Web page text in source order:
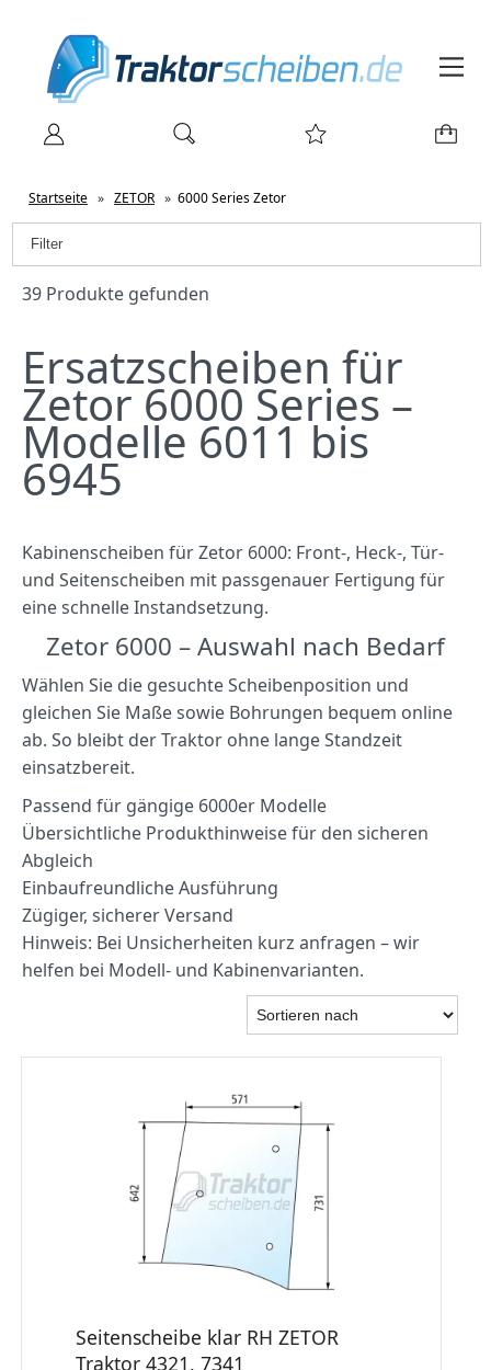
Startseite » ZETOR » 6000 Series Zetor
Filter
39 Produkte gefunden
Ersatzscheiben für
Zetor 6000 Series –
Modelle 6011 bis
6945
Kabinenscheiben für Zetor 6000: Front-, Heck-, Tür-
und Seitenscheiben mit passgenauer Fertigung für
eine schnelle Instandsetzung.
Zetor 6000 – Auswahl nach Bedarf
Wählen Sie die gesuchte Scheibenposition und
gleichen Sie Maße sowie Bohrungen bequem online
ab. So bleibt der Traktor ohne lange Standzeit
einsatzbereit.
Passend für gängige 6000er Modelle
Übersichtliche Produkthinweise für den sicheren
Abgleich
Einbaufreundliche Ausführung
Zügiger, sicherer Versand
Hinweis: Bei Unsicherheiten kurz anfragen – wir
helfen bei Modell- und Kabinenvarianten.
Seitenscheibe klar RH ZETOR
Traktor 4321, 7341